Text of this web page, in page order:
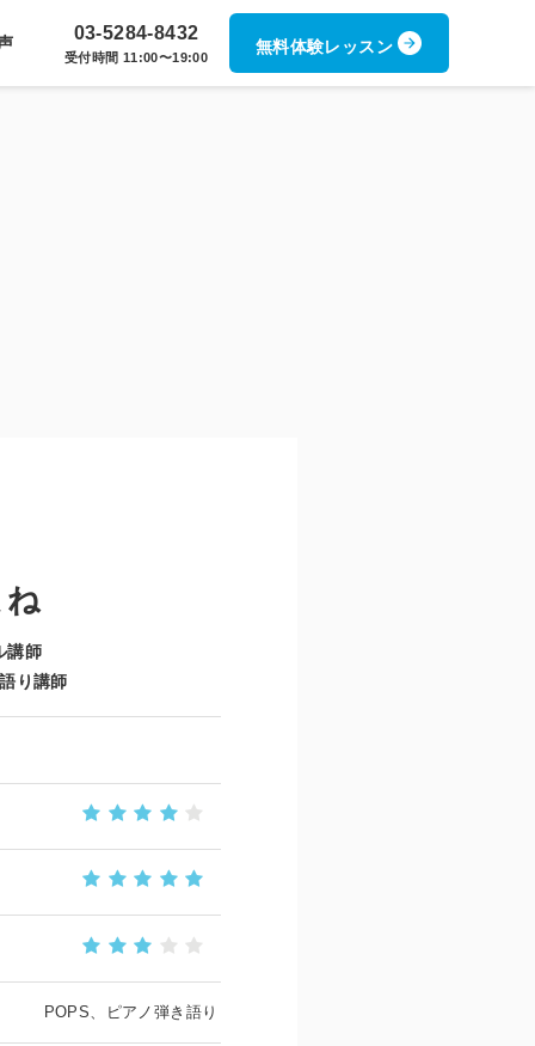
03-5284-8432
受付時間 11:00〜19:00
無料体験レッスン
ね
講師
り講師
POPS、ピアノ弾き語り